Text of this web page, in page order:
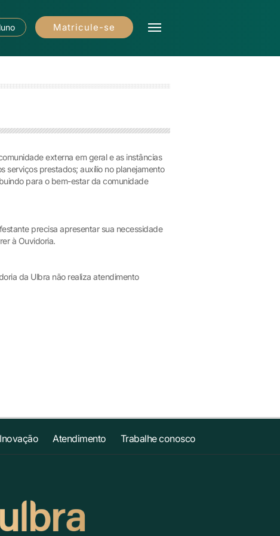
Matricule-se
externa em geral e as instâncias
serviços prestados; auxílio no planejamento
para o bem-estar da comunidade
precisa apresentar sua necessidade
à Ouvidoria.
da Ulbra não realiza atendimento
Inovação Atendimento Trabalhe conosco